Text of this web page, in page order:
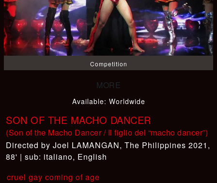
Competition
Available: Worldwide
SON OF THE MACHO DANCER
(Son of the Macho Dancer / Il figlio del “macho dancer”)
Joel LAMANGAN, The Philippines 2021,
88' | sub: italiano, English
cruel gay coming of age